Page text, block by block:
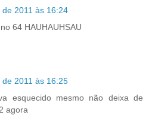
2011 às 16:24
64 HAUHAUHSAU
2011 às 16:25
esquecido mesmo não deixa de
agora